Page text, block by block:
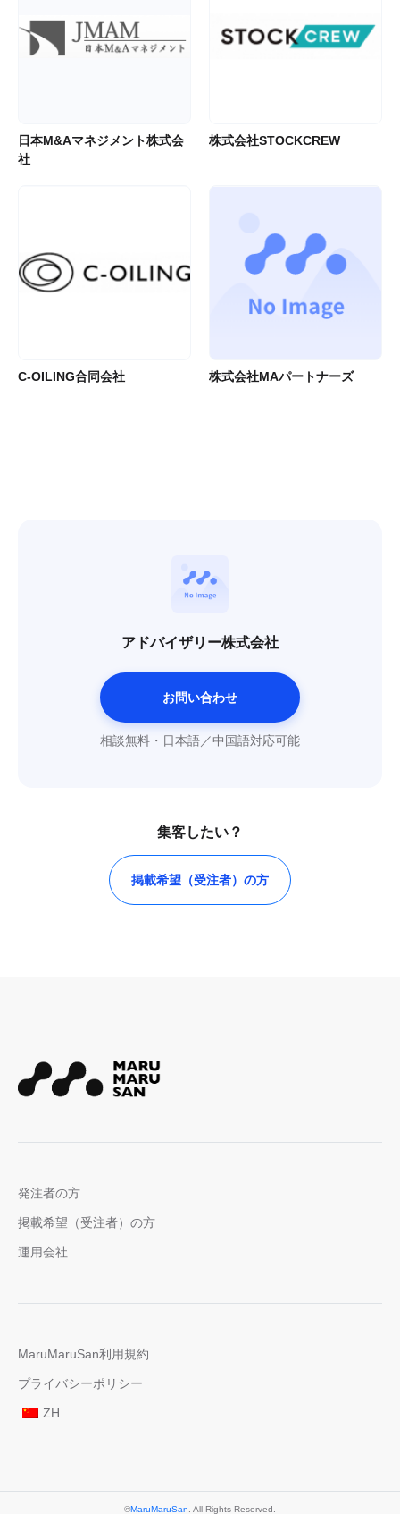
日本M&Aマネジメント株式会
社
株式会社STOCKCREW
C-OILING合同会社 株式会社MAパートナーズ
アドバイザリー株式会社
お問い合わせ
相談無料・日本語／中国語対応可能
集客したい？
掲載希望（受注者）の方
発注者の方
掲載希望（受注者）の方
運用会社
MaruMaruSan利用規約
プライバシーポリシー
ZH
©MaruMaruSan . All Rights Reserved.